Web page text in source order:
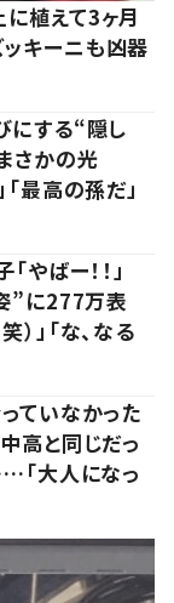
植えて3ヶ月
キーニも凶器
にする“隠し
さかの光
最高の孫だ」
やばー！！」
”に277万表
」「な、なる
ていなかった
高と同じだっ
「大人になっ